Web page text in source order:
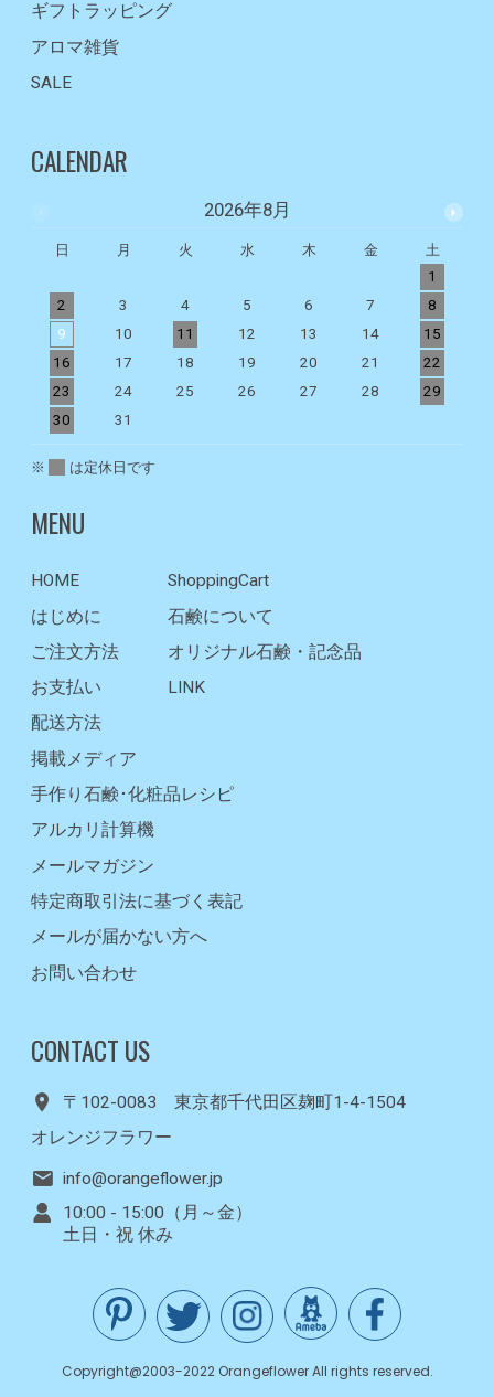
ギフトラッピング
アロマ雑貨
SALE
CALENDAR
2026年8月
日 月 火 水 木 金
土
1
2
3 4 5 6 7
8
9
10 11 12 13 14
15
16
17 18 19 20 21
22
23
24 25 26 27 28
29
30
31
※ は定休日です
MENU
HOME
はじめに
ご注文方法
お支払い
ShoppingCart
石鹸について
オリジナル石鹸・記念品
LINK
配送方法
掲載メディア
手作り石鹸･化粧品レシピ
アルカリ計算機
メールマガジン
特定商取引法に基づく表記
メールが届かない方へ
お問い合わせ
CONTACT US
〒102-0083 東京都千代田区麹町1-4-1504
オレンジフラワー
info@orangeflower.jp
10:00 - 15:00（月～金）
土日・祝 休み
Copyright@2003-2022 Orangeflower All rights reserved.